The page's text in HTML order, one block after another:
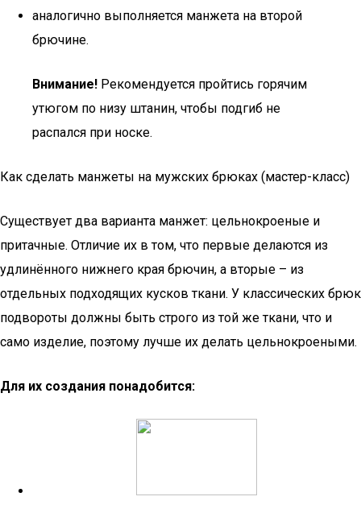
аналогично выполняется манжета на второй
брючине.
Внимание! Рекомендуется пройтись горячим
утюгом по низу штанин, чтобы подгиб не
распался при носке.
Как сделать манжеты на мужских брюках (мастер-класс)
Существует два варианта манжет: цельнокроеные и
притачные. Отличие их в том, что первые делаются из
удлинённого нижнего края брючин, а вторые – из
отдельных подходящих кусков ткани. У классических брюк
подвороты должны быть строго из той же ткани, что и
само изделие, поэтому лучше их делать цельнокроеными.
Для их создания понадобится: